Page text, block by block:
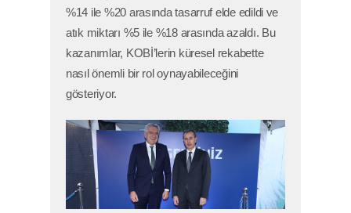
%14 ile %20 arasında tasarruf elde edildi ve
atık miktarı %5 ile %18 arasında azaldı. Bu
kazanımlar, KOBİ’lerin küresel rekabette
nasıl önemli bir rol oynayabileceğini
gösteriyor.